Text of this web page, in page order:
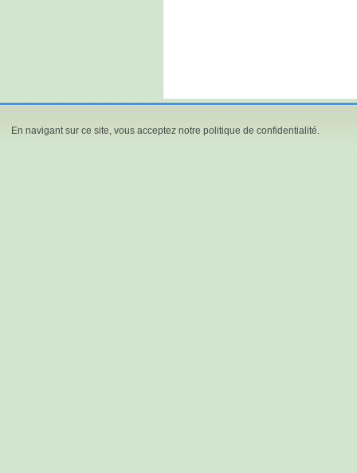
En navigant sur ce site, vous acceptez notre politique de confidentialité.